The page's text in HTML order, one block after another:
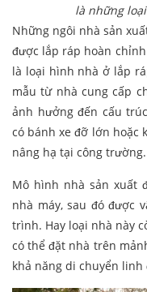
là những
Những ngôi nhà sản
được lắp ráp hoàn
là loại hình nhà ở lắp
mẫu từ nhà cung cấp
ảnh hưởng đến cấu
có bánh xe đỡ lớn hoặc
nâng hạ tại công trường.
Mô hình nhà sản xuất
nhà máy, sau đó được
trình. Hay loại nhà này
có thể đặt nhà trên
khả năng di chuyển linh